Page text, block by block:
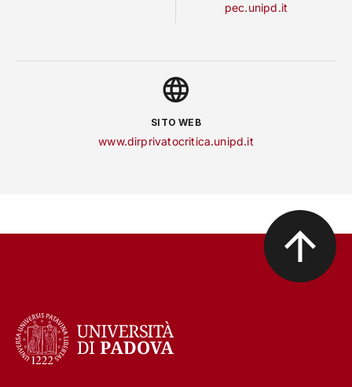
pec.unipd.it
SITO WEB
www.dirprivatocritica.unipd.it